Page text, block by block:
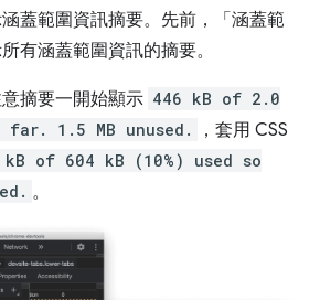
蓋範圍資訊摘要。先前，「涵蓋範
有涵蓋範圍資訊的摘要。
摘要一開始顯示 446 kB of 2.0
far. 1.5 MB unused.
，套用 CSS
kB of 604 kB (10%) used so
。